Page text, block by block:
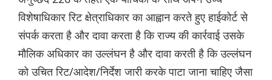
विशेषाधिकार रिट क्षेत्राधिकार का आह्वान करते हुए हाईकोर्ट से
संपर्क करता है और दावा करता है कि राज्य की कार्रवाई उसके
मौलिक अधिकार का उल्लंघन है और दावा करती है कि उल्लंघन
को उचित रिट/आदेश/निर्देश जारी करके पाटा जाना चाहिए जैसा